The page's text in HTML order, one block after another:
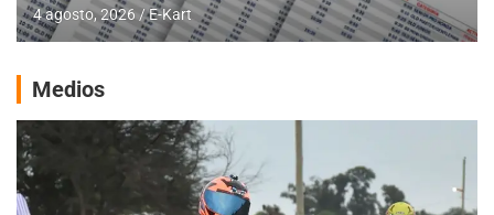
4 agosto, 2026 E-Kart
Medios